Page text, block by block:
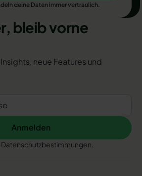
deine Daten immer vertraulich.
bleib vorne
neue Features und
Anmelden